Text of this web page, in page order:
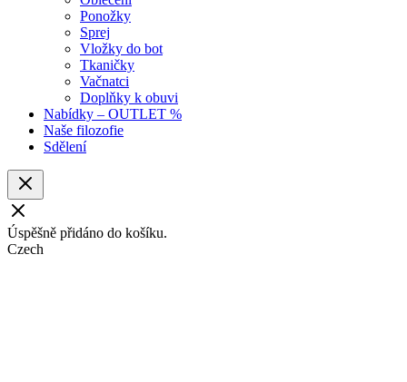
Ponožky
Sprej
Vložky do bot
Tkaničky
Vačnatci
Doplňky k obuvi
Nabídky – OUTLET %
Naše filozofie
Sdělení
Úspěšně přidáno do košíku.
Czech